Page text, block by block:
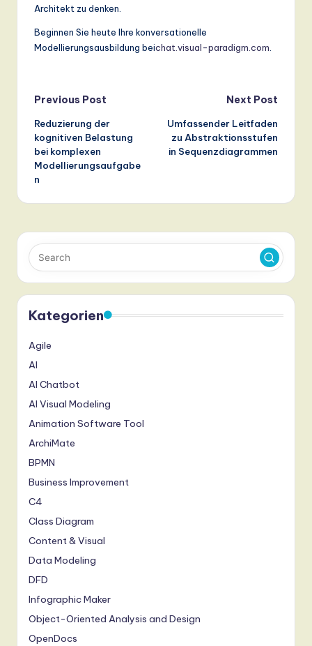
Architekt zu denken.
Beginnen Sie heute Ihre konversationelle
Modellierungsausbildung beichat.visual-paradigm.com
Post
navigation
Previous Post
Reduzierung der
kognitiven Belastung
bei komplexen
Modellierungsaufgabe
n
Next Post
Umfassender Leitfaden
zu Abstraktionsstufen
in Sequenzdiagrammen
Kategorien
Agile
AI
AI Chatbot
AI Visual Modeling
Animation Software Tool
ArchiMate
BPMN
Business Improvement
C4
Class Diagram
Content & Visual
Data Modeling
DFD
Infographic Maker
Object-Oriented Analysis and Design
OpenDocs